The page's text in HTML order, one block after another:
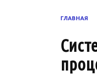
ГЛАВНАЯ